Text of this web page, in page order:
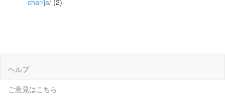
char/ja/ (2)
ヘルプ
ご意見はこちら